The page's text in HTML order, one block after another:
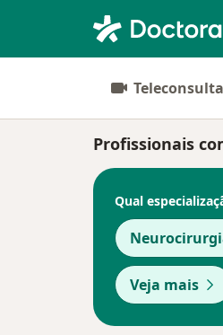
Teleconsulta
Profissionais
Qual
Veja mais